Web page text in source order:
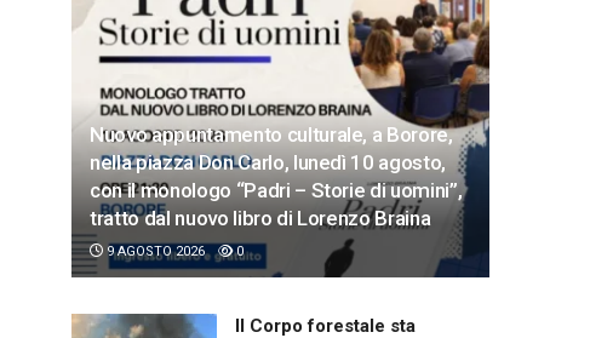
Nuovo appuntamento culturale, a Borore,
nella piazza Don Carlo, lunedì 10 agosto,
con il monologo “Padri – Storie di uomini”,
tratto dal nuovo libro di Lorenzo Braina
9 AGOSTO 2026 0
Il Corpo forestale sta